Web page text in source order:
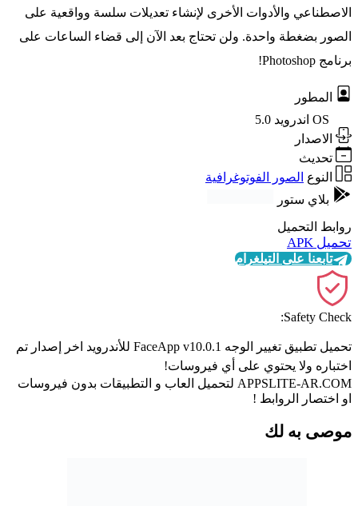
الاصطناعي والأدوات الأخرى لإنشاء تعديلات سلسة وواقعية على
الصور بضغطة واحدة. ولن تحتاج بعد الآن إلى قضاء الساعات على
برنامج Photoshop!
المطور
OS اندرويد 5.0
الاصدار
تحديث
النوع الصور الفوتوغرافية
بلاي ستور
روابط التحميل
تحميل APK
تابعنا على التيلغرام
Safety Check:
تحميل تطبيق تغيير الوجه FaceApp v10.0.1 للأندرويد اخر إصدار تم
اختباره ولا يحتوي على أي فيروسات!
APPSLITE-AR.COM لتحميل العاب و التطبيقات بدون فيروسات
او اختصار الروابط !
موصى به لك